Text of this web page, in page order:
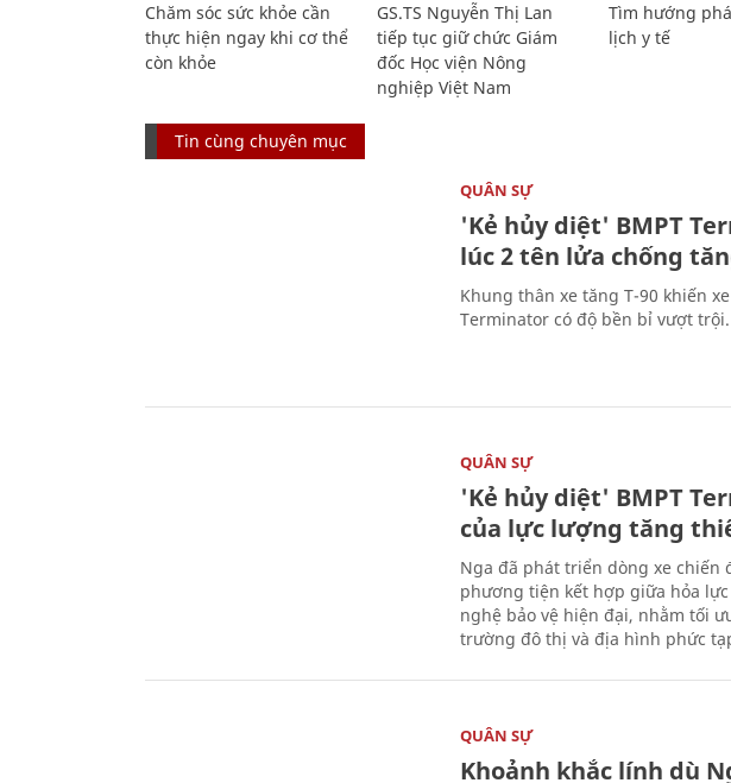
Chăm sóc sức khỏe cần
thực hiện ngay khi cơ thể
còn khỏe
GS.TS Nguyễn Thị Lan
tiếp tục giữ chức Giám
đốc Học viện Nông
nghiệp Việt Nam
Tìm hướng
lịch y tế
Tin cùng chuyên mục
QUÂN SỰ
'Kẻ hủy diệt' BMPT
lúc 2 tên lửa chống
Khung thân xe tăng T-90 khiến
Terminator có độ bền bỉ vượt trội.
QUÂN SỰ
'Kẻ hủy diệt' BMPT
của lực lượng tăng
Nga đã phát triển dòng xe chiến
phương tiện kết hợp giữa hỏa
nghệ bảo vệ hiện đại, nhằm tối
trường đô thị và địa hình phức
QUÂN SỰ
Khoảnh khắc lính dù